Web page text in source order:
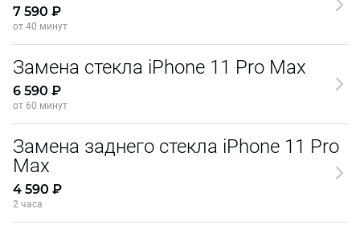
7 590 ₽
от 40 минут
Замена стекла iPhone 11 Pro Max
6 590 ₽
от 60 минут
Замена заднего стекла iPhone 11 Pro
Max
4 590 ₽
2 часа